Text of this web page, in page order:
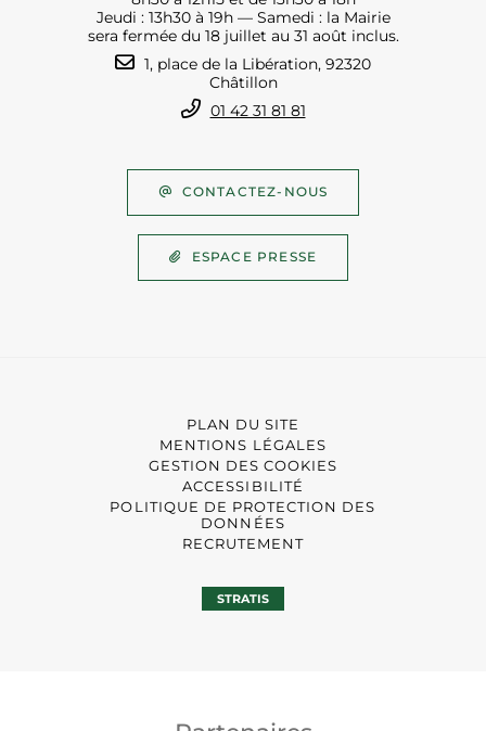
Jeudi : 13h30 à 19h — Samedi : la Mairie
sera fermée du 18 juillet au 31 août inclus.
1, place de la Libération, 92320
Châtillon
01 42 31 81 81
CONTACTEZ-NOUS
ESPACE PRESSE
PLAN DU SITE
MENTIONS LÉGALES
GESTION DES COOKIES
ACCESSIBILITÉ
POLITIQUE DE PROTECTION DES
DONNÉES
RECRUTEMENT
STRATIS